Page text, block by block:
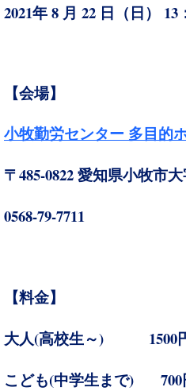
2021年 8 月 22 日（日） 13
【会場】
小牧勤労センター 多目的
〒485-0822 愛知県小牧市
0568-79-7711
【料金】
大人(高校生～) 1500
こども(中学生まで) 700